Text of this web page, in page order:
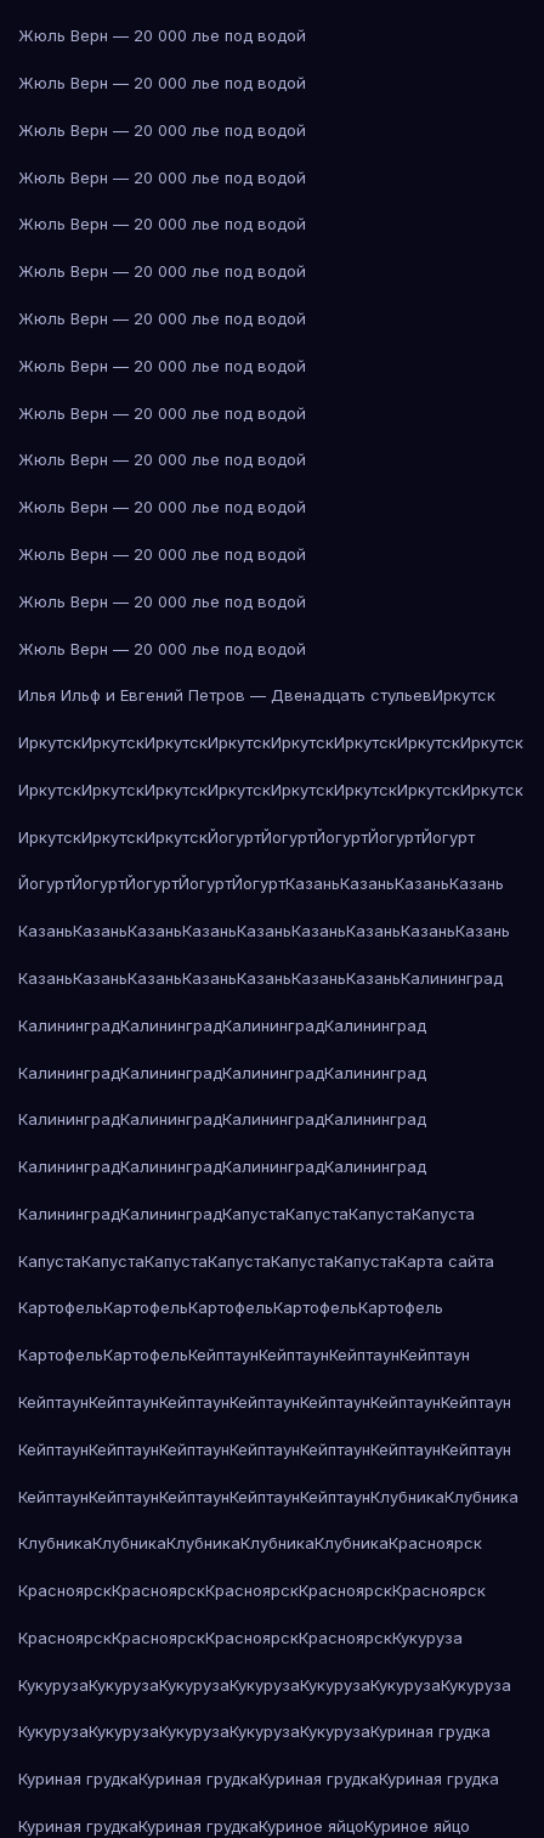
Жюль Верн — 20 000 лье под водой
Жюль Верн — 20 000 лье под водой
Жюль Верн — 20 000 лье под водой
Жюль Верн — 20 000 лье под водой
Жюль Верн — 20 000 лье под водой
Жюль Верн — 20 000 лье под водой
Жюль Верн — 20 000 лье под водой
Жюль Верн — 20 000 лье под водой
Жюль Верн — 20 000 лье под водой
Жюль Верн — 20 000 лье под водой
Жюль Верн — 20 000 лье под водой
Жюль Верн — 20 000 лье под водой
Жюль Верн — 20 000 лье под водой
Жюль Верн — 20 000 лье под водой
Илья Ильф и Евгений Петров — Двенадцать стульевИркутск
ИркутскИркутскИркутскИркутскИркутскИркутскИркутскИркутск
ИркутскИркутскИркутскИркутскИркутскИркутскИркутскИркутск
ИркутскИркутскИркутскЙогуртЙогуртЙогуртЙогуртЙогурт
ЙогуртЙогуртЙогуртЙогуртЙогуртКазаньКазаньКазаньКазань
КазаньКазаньКазаньКазаньКазаньКазаньКазаньКазаньКазань
КазаньКазаньКазаньКазаньКазаньКазаньКазаньКалининград
КалининградКалининградКалининградКалининград
КалининградКалининградКалининградКалининград
КалининградКалининградКалининградКалининград
КалининградКалининградКалининградКалининград
КалининградКалининградКапустаКапустаКапустаКапуста
КапустаКапустаКапустаКапустаКапустаКапустаКарта сайта
КартофельКартофельКартофельКартофельКартофель
КартофельКартофельКейптаунКейптаунКейптаунКейптаун
КейптаунКейптаунКейптаунКейптаунКейптаунКейптаунКейптаун
КейптаунКейптаунКейптаунКейптаунКейптаунКейптаунКейптаун
КейптаунКейптаунКейптаунКейптаунКейптаунКлубникаКлубника
КлубникаКлубникаКлубникаКлубникаКлубникаКрасноярск
КрасноярскКрасноярскКрасноярскКрасноярскКрасноярск
КрасноярскКрасноярскКрасноярскКрасноярскКукуруза
КукурузаКукурузаКукурузаКукурузаКукурузаКукурузаКукуруза
КукурузаКукурузаКукурузаКукурузаКукурузаКуриная грудка
Куриная грудкаКуриная грудкаКуриная грудкаКуриная грудка
Куриная грудкаКуриная грудкаКуриное яйцоКуриное яйцо